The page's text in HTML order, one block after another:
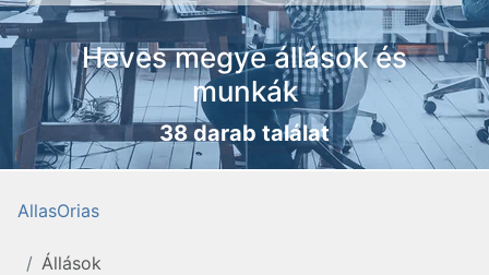
Heves megye állások és
munkák
38 darab találat
AllasOrias
Állások